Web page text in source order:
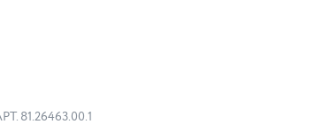
81.26463.00.1